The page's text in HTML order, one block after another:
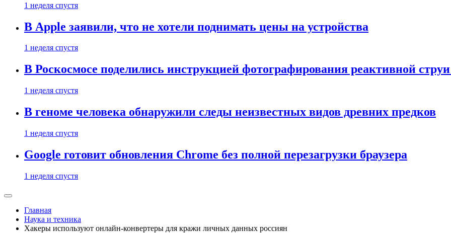
1 неделя спустя
В Apple заявили, что не хотели поднимать цены на устройства
1 неделя спустя
В Роскосмосе поделились инструкцией фотографирования реактивной
1 неделя спустя
В геноме человека обнаружили следы неизвестных видов древних предков
1 неделя спустя
Google готовит обновления Chrome без полной перезагрузки браузера
1 неделя спустя
Главная
Наука и техника
Хакеры используют онлайн-конвертеры для кражи личных данных россиян